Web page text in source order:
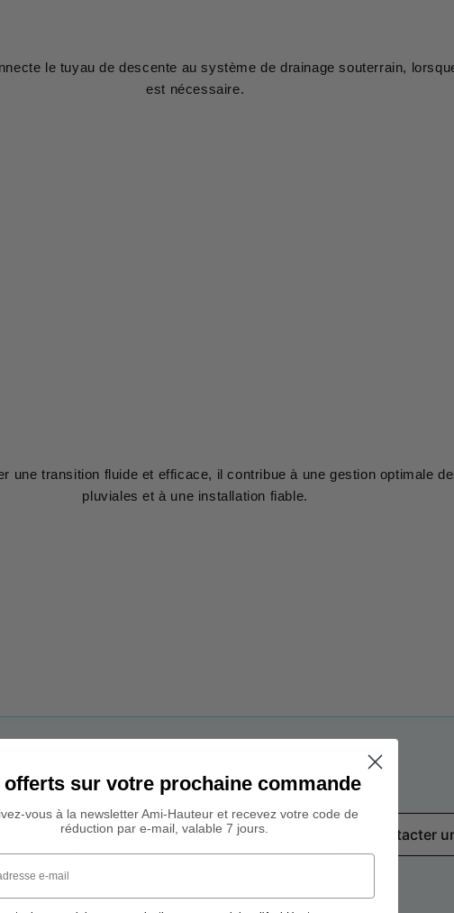
le tuyau de descente au système de drainage souterrain,
est nécessaire.
une transition fluide et efficace, il contribue à une gestion optimale
pluviales et à une installation fiable.
!
lundi au vendredi de 9h00 à 17h00
Contacter
offerts sur votre prochaine commande
vous à la newsletter Ami-Hauteur et recevez votre code de
réduction par e-mail, valable 7 jours.
e-mail